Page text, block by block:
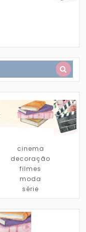
cinema
decoração
filmes
moda
série